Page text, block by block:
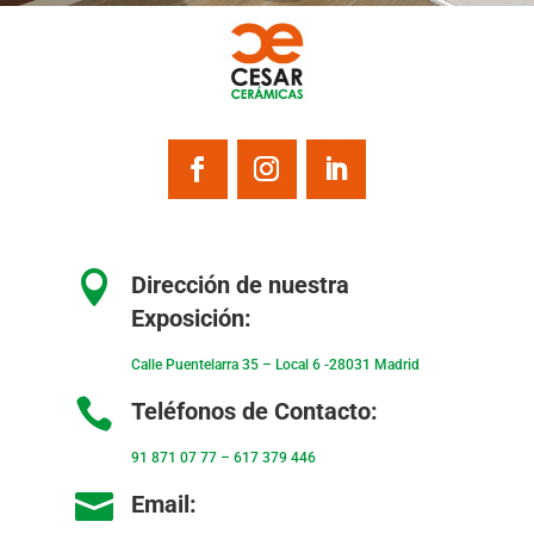

Dirección de nuestra
Exposición:
Calle Puentelarra 35 – Local 6 -28031 Madrid
 Teléfonos de Contacto:
91 871 07 77– 617 379 446
 Email: